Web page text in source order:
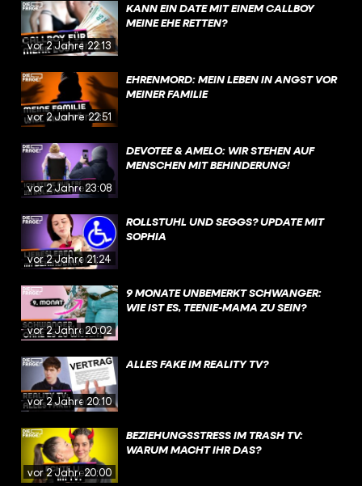
vor 2 Jahren22:13
KANN EIN DATE MIT EINEM CALLBOY
MEINE EHE RETTEN?
vor 2 Jahren22:51
EHRENMORD: MEIN LEBEN IN ANGST VOR
MEINER FAMILIE
vor 2 Jahren23:08
DEVOTEE & AMELO: WIR STEHEN AUF
MENSCHEN MIT BEHINDERUNG!
vor 2 Jahren21:24
ROLLSTUHL UND SEGGS? UPDATE MIT
SOPHIA
vor 2 Jahren20:02
9 MONATE UNBEMERKT SCHWANGER:
WIE IST ES, TEENIE-MAMA ZU SEIN?
vor 2 Jahren20:10
ALLES FAKE IM REALITY TV?
vor 2 Jahren20:00
BEZIEHUNGSSTRESS IM TRASH TV:
WARUM MACHT IHR DAS?